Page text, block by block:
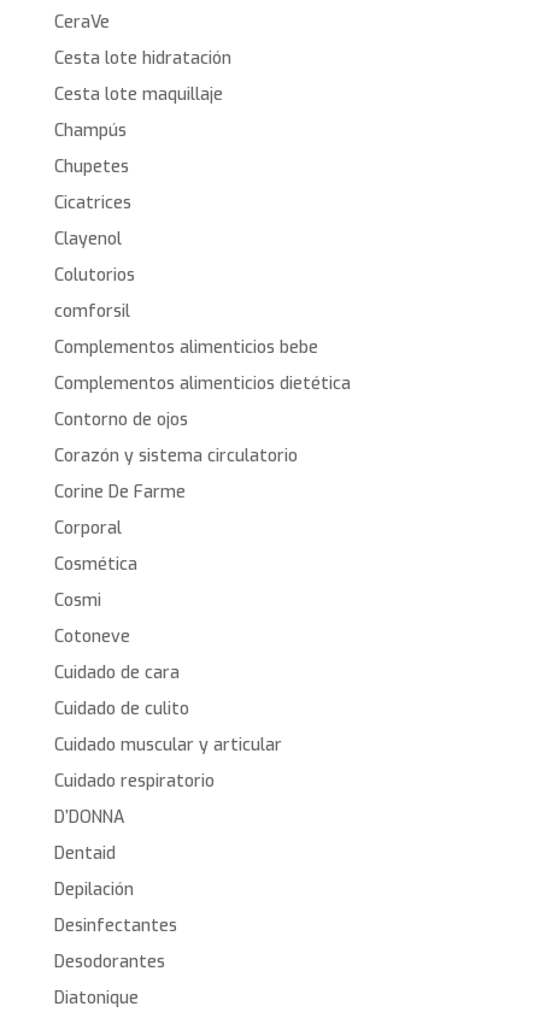
CeraVe
Cesta lote hidratación
Cesta lote maquillaje
Champús
Chupetes
Cicatrices
Clayenol
Colutorios
comforsil
Complementos alimenticios bebe
Complementos alimenticios dietética
Contorno de ojos
Corazón y sistema circulatorio
Corine De Farme
Corporal
Cosmética
Cosmi
Cotoneve
Cuidado de cara
Cuidado de culito
Cuidado muscular y articular
Cuidado respiratorio
D’DONNA
Dentaid
Depilación
Desinfectantes
Desodorantes
Diatonique